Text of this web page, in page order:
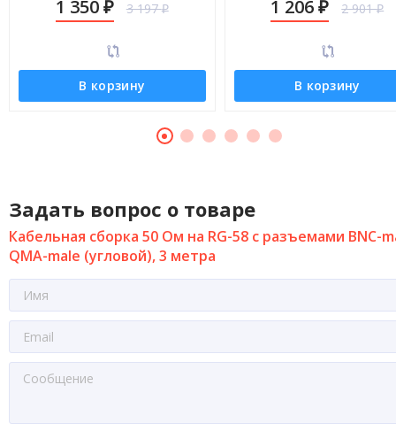
1 350 ₽ 3 197₽
В корзину
1 206₽ 2 901₽
В корзину
Задать вопрос о товаре
Кабельная сборка 50 Ом на RG-58 с разъемами BNC-
QMA-male (угловой), 3 метра